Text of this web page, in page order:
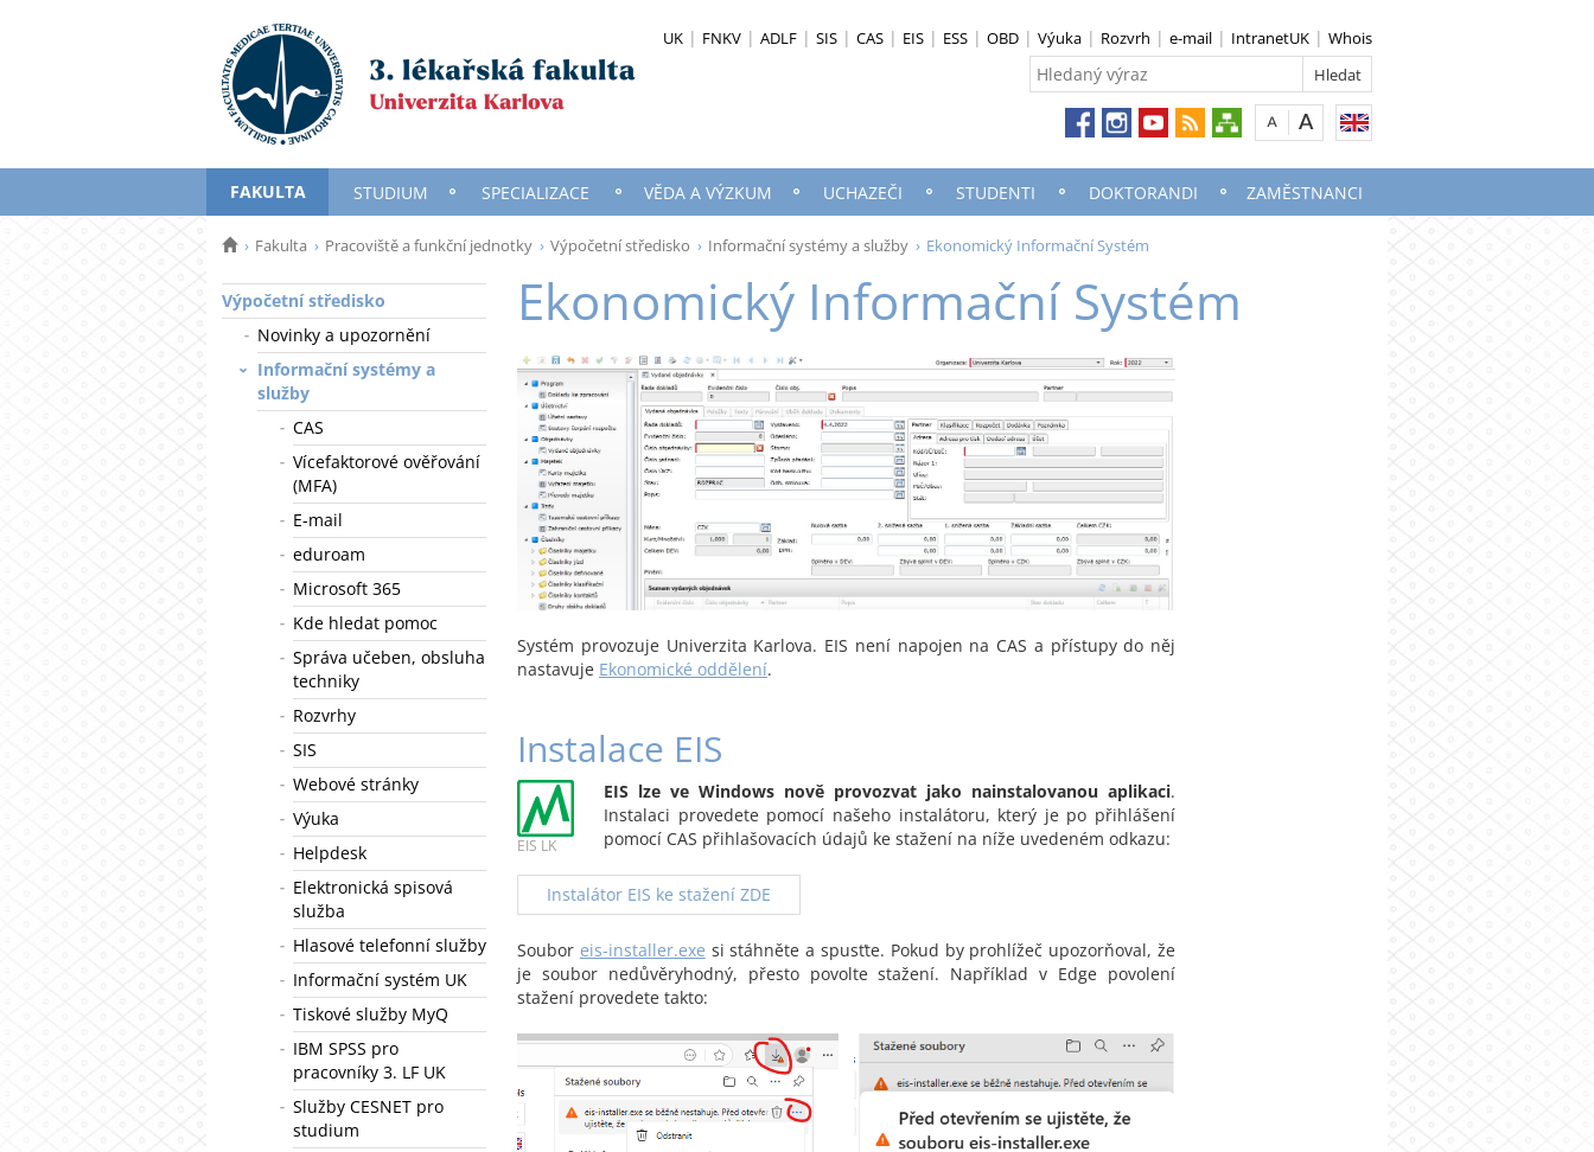
UK FNKV ADLF SIS CAS EIS ESS OBD Výuka Rozvrh e-mail IntranetUK Whois
FAKULTA STUDIUM SPECIALIZACE VĚDA A VÝZKUM UCHAZEČI STUDENTI DOKTORANDI ZAMĚSTNANCI
Fakulta Pracoviště a funkční jednotky Výpočetní středisko Informační systémy a služby Ekonomický Informační Systém
Výpočetní středisko
Novinky a upozornění
Informační systémy a
služby
CAS
Vícefaktorové ověřování
(MFA)
E-mail
eduroam
Microsoft 365
Kde hledat pomoc
Správa učeben, obsluha
techniky
Rozvrhy
SIS
Webové stránky
Výuka
Helpdesk
Elektronická spisová
služba
Hlasové telefonní služby
Informační systém UK
Tiskové služby MyQ
IBM SPSS pro
pracovníky 3. LF UK
Služby CESNET pro
studium
Ekonomický Informační Systém
Systém provozuje Univerzita Karlova. EIS není napojen na CAS a přístupy do něj
nastavuje Ekonomické oddělení.
Instalace EIS
EIS LK
EIS lze ve Windows nově provozvat jako nainstalovanou aplikaci.
Instalaci provedete pomocí našeho instalátoru, který je po přihlášení
pomocí CAS přihlašovacích údajů ke stažení na níže uvedeném odkazu:
Instalátor EIS ke stažení ZDE
Soubor eis-installer.exe si stáhněte a spusťte. Pokud by prohlížeč upozorňoval, že
je soubor nedůvěryhodný, přesto povolte stažení. Například v Edge povolení
stažení provedete takto: